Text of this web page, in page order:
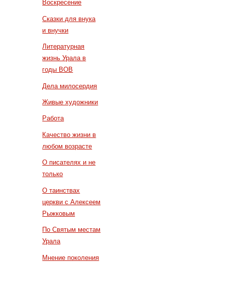
Воскресение
Сказки для внука
и внучки
Литературная
жизнь Урала в
годы ВОВ
Дела милосердия
Живые художники
Работа
Качество жизни в
любом возрасте
О писателях и не
только
О таинствах
церкви с Алексеем
Рыжковым
По Святым местам
Урала
Мнение поколения